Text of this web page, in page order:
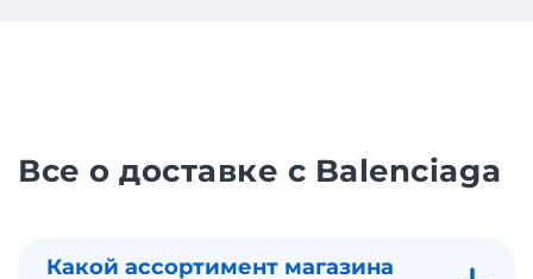
Все о доставке с Balenciaga
Какой ассортимент магазина